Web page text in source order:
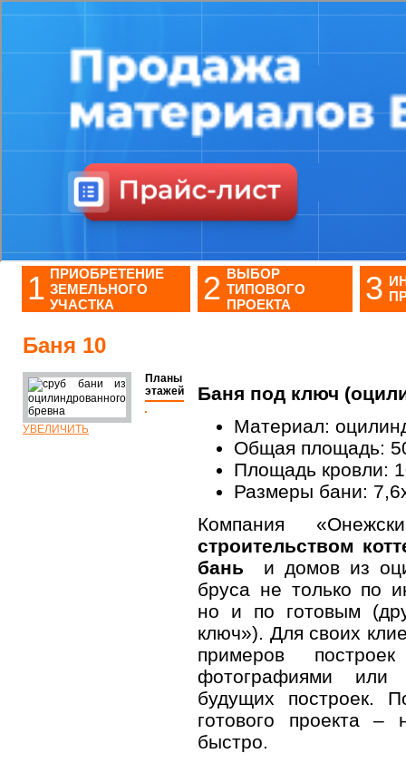
1 ПРИОБРЕТЕНИЕ
ЗЕМЕЛЬНОГО
УЧАСТКА
2 ВЫБОР
ТИПОВОГО
ПРОЕКТА
3
Баня 10
УВЕЛИЧИТЬ
Планы
этажей
Баня под ключ
Материал:
Общая площадь:
Площадь кровли:
Размеры бани:
Компания
строительством
бань и домов из
бруса не только по
но и по готовым
ключ»). Для своих
примеров
фотографиями или
будущих построек.
готового проекта
быстро.